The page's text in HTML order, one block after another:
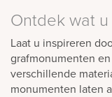
Ontdek wat
Laat u inspireren
grafmonumenten
verschillende
monumenten laten